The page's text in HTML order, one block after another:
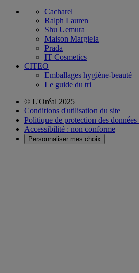
Cacharel
Ralph Lauren
Shu Uemura
Maison Margiela
Prada
IT Cosmetics
CITEO
Emballages hygiène-beauté
Le guide du tri
© L'Oréal 2025
Conditions d'utilisation du site
Politique de protection des données
Accessibilité : non conforme
Personnaliser mes choix